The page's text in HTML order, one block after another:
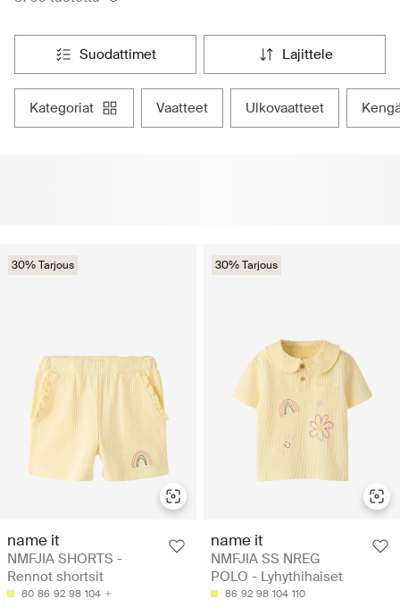
suodattimet lajittele
kategoriat vaatteet ulkovaatteet
30% Tarjous
name it
NMFJIA SHORTS -
Rennot shortsit
80 86 92 98 104
30% Tarjous
name it
NMFJIA SS NREG
POLO - Lyhythihaiset
86 92 98 104 110